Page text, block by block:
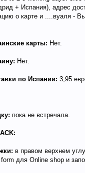
+ Испания), адрес
о карте и ....вуаля -
карты: Нет.
Нет.
по Испании: 3,95
пока не встречала.
в правом верхнем
для Online shop и